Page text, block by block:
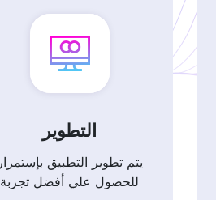
التطوير
يتم تطوير التطبيق بإستمرار
للحصول علي أفضل تجربة